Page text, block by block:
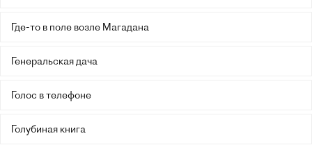
Где-то в поле возле Магадана
Генеральская дача
Голос в телефоне
Голубиная книга